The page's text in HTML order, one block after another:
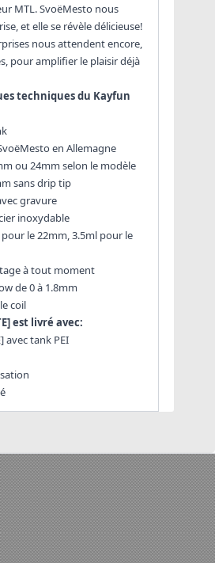
MTL. SvoëMesto nous
et elle se révèle délicieuse!
nous attendent encore,
pour amplifier le plaisir déjà
techniques du Kayfun
en Allemagne
ou 24mm selon le modèle
sans drip tip
gravure
inoxydable
pour le 22mm, 3.5ml pour le
à tout moment
de 0 à 1.8mm
coil
est livré avec:
avec tank PEI